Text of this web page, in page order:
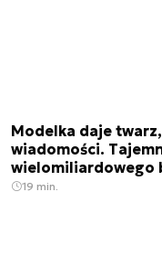
Modelka daje
wiadomości.
wielomiliardowego
19 min.